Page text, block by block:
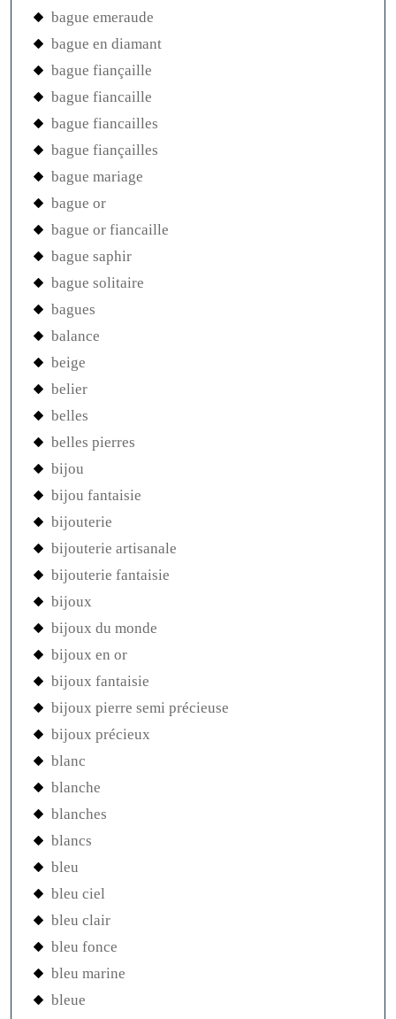
bague emeraude
bague en diamant
bague fiançaille
bague fiancaille
bague fiancailles
bague fiançailles
bague mariage
bague or
bague or fiancaille
bague saphir
bague solitaire
bagues
balance
beige
belier
belles
belles pierres
bijou
bijou fantaisie
bijouterie
bijouterie artisanale
bijouterie fantaisie
bijoux
bijoux du monde
bijoux en or
bijoux fantaisie
bijoux pierre semi précieuse
bijoux précieux
blanc
blanche
blanches
blancs
bleu
bleu ciel
bleu clair
bleu fonce
bleu marine
bleue